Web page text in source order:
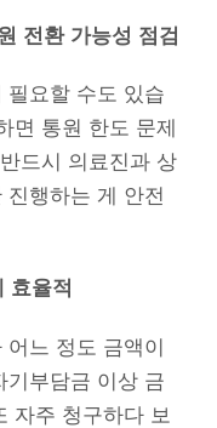
전환 가능성 점검
필요할 수도 있습
면 통원 한도 문제
드시 의료진과 상
진행하는 게 안전
효율적
느 정도 금액이
기부담금 이상 금
자주 청구하다 보